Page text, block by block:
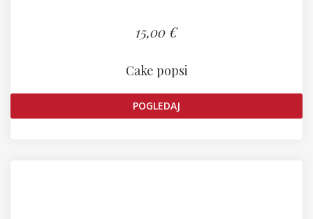
15,00 €
Cake popsi
POGLEDAJ